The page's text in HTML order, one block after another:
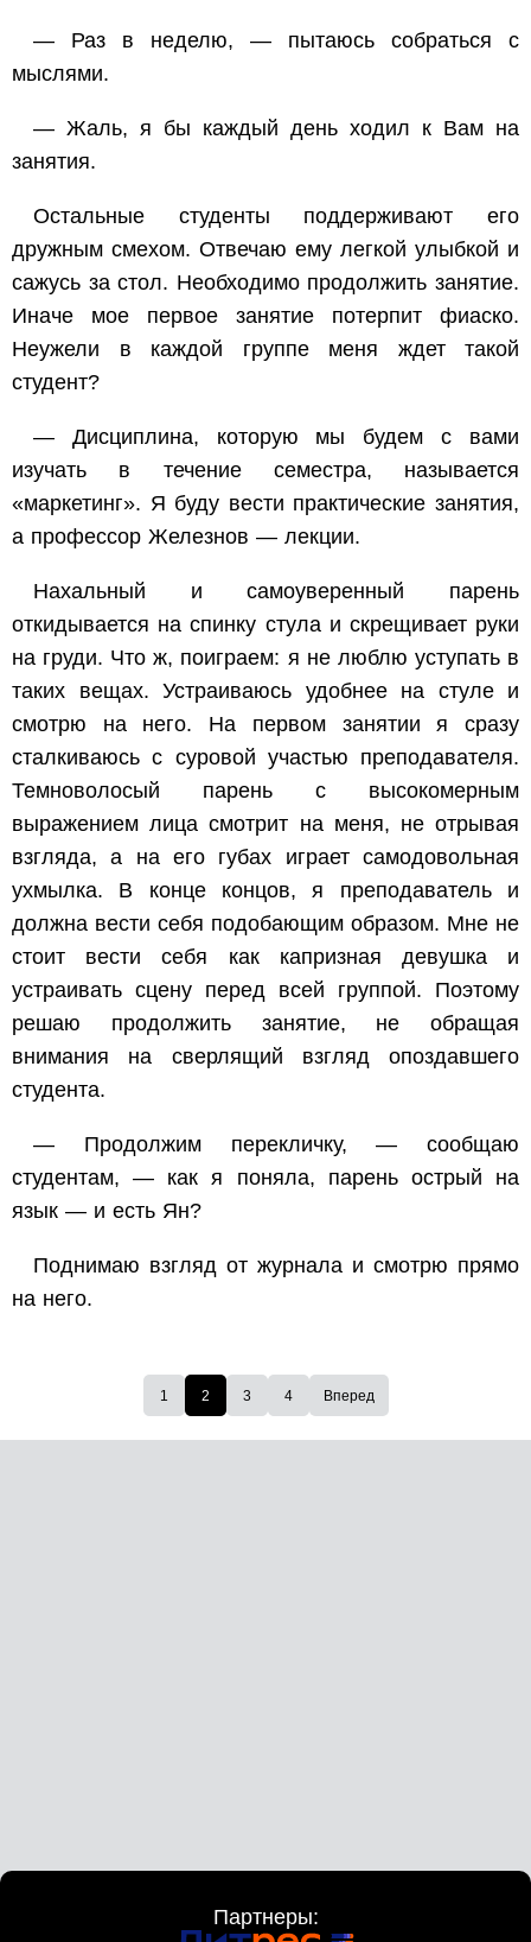
— Раз в неделю, — пытаюсь собраться с
мыслями.
— Жаль, я бы каждый день ходил к Вам на
занятия.
Остальные студенты поддерживают его
дружным смехом. Отвечаю ему легкой улыбкой и
сажусь за стол. Необходимо продолжить занятие.
Иначе мое первое занятие потерпит фиаско.
Неужели в каждой группе меня ждет такой
студент?
— Дисциплина, которую мы будем с вами
изучать в течение семестра, называется
«маркетинг». Я буду вести практические занятия,
а профессор Железнов — лекции.
Нахальный и самоуверенный парень
откидывается на спинку стула и скрещивает руки
на груди. Что ж, поиграем: я не люблю уступать в
таких вещах. Устраиваюсь удобнее на стуле и
смотрю на него. На первом занятии я сразу
сталкиваюсь с суровой участью преподавателя.
Темноволосый парень с высокомерным
выражением лица смотрит на меня, не отрывая
взгляда, а на его губах играет самодовольная
ухмылка. В конце концов, я преподаватель и
должна вести себя подобающим образом. Мне не
стоит вести себя как капризная девушка и
устраивать сцену перед всей группой. Поэтому
решаю продолжить занятие, не обращая
внимания на сверлящий взгляд опоздавшего
студента.
— Продолжим перекличку, — сообщаю
студентам, — как я поняла, парень острый на
язык — и есть Ян?
Поднимаю взгляд от журнала и смотрю прямо
на него.
1 2 3 4 Вперед
Партнеры: